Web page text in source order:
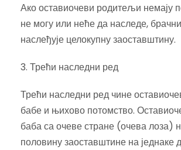
Ако оставиочеви родитељи немају
не могу или неће да наследе,
наслеђује целокупну заоставштину.
3. Трећи наследни ред
Трећи наследни ред чине
бабе и њихово потомство.
баба са очеве стране (очева лоза)
половину заоставштине на једнаке